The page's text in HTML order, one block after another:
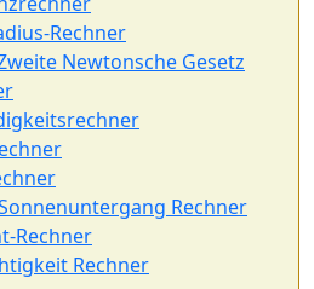
Rechner
Newtonsche Gesetz
Rechner
Rechner
Rechner